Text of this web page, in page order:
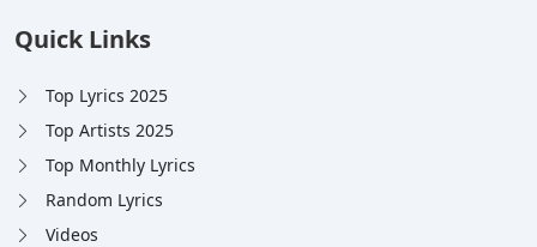
Quick Links
Top Lyrics 2025
Top Artists 2025
Top Monthly Lyrics
Random Lyrics
Videos